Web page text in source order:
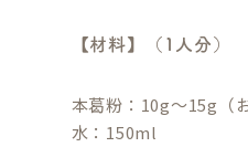
【材料】（1人分）
本葛粉：10g〜15g（
水：150ml